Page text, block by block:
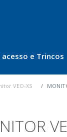
e Trincos
VEO-XS